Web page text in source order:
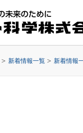
新着情報一覧 新着情報